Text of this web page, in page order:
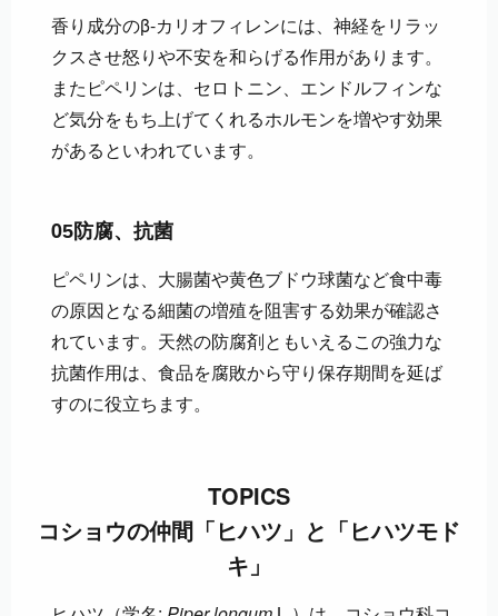
香り成分のβ-カリオフィレンには、神経をリラッ
クスさせ怒りや不安を和らげる作用があります。
またピペリンは、セロトニン、エンドルフィンな
ど気分をもち上げてくれるホルモンを増やす効果
があるといわれています。
05防腐、抗菌
ピペリンは、大腸菌や黄色ブドウ球菌など食中毒
の原因となる細菌の増殖を阻害する効果が確認さ
れています。天然の防腐剤ともいえるこの強力な
抗菌作用は、食品を腐敗から守り保存期間を延ば
すのに役立ちます。
TOPICS
コショウの仲間「ヒハツ」と「ヒハツモド
キ」